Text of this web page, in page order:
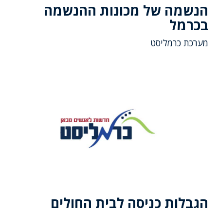
הנשמה של מכונות ההנשמה
בכרמל
מערכת כרמליסט
הגבלות כניסה לבית החולים